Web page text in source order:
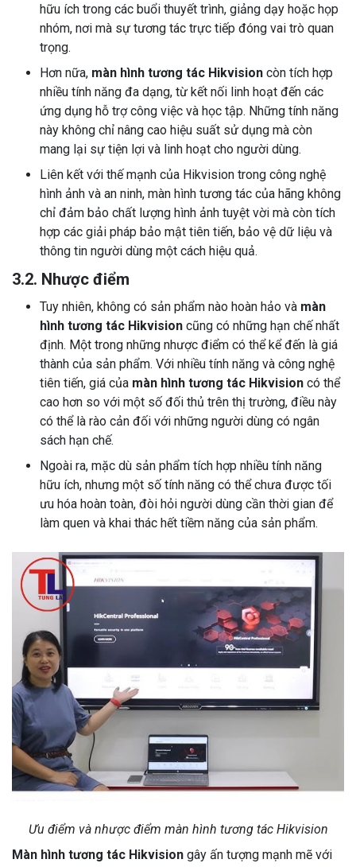
hữu ích trong các buổi thuyết trình, giảng dạy hoặc họp
nhóm, nơi mà sự tương tác trực tiếp đóng vai trò quan
trọng.
Hơn nữa, màn hình tương tác Hikvision còn tích hợp
nhiều tính năng đa dạng, từ kết nối linh hoạt đến các
ứng dụng hỗ trợ công việc và học tập. Những tính năng
này không chỉ nâng cao hiệu suất sử dụng mà còn
mang lại sự tiện lợi và linh hoạt cho người dùng.
Liên kết với thế mạnh của Hikvision trong công nghệ
hình ảnh và an ninh, màn hình tương tác của hãng không
chỉ đảm bảo chất lượng hình ảnh tuyệt vời mà còn tích
hợp các giải pháp bảo mật tiên tiến, bảo vệ dữ liệu và
thông tin người dùng một cách hiệu quả.
3.2. Nhược điểm
Tuy nhiên, không có sản phẩm nào hoàn hảo và màn
hình tương tác Hikvision cũng có những hạn chế nhất
định. Một trong những nhược điểm có thể kể đến là giá
thành của sản phẩm. Với nhiều tính năng và công nghệ
tiên tiến, giá của màn hình tương tác Hikvision có thể
cao hơn so với một số đối thủ trên thị trường, điều này
có thể là rào cản đối với những người dùng có ngân
sách hạn chế.
Ngoài ra, mặc dù sản phẩm tích hợp nhiều tính năng
hữu ích, nhưng một số tính năng có thể chưa được tối
ưu hóa hoàn toàn, đòi hỏi người dùng cần thời gian để
làm quen và khai thác hết tiềm năng của sản phẩm.
Ưu điểm và nhược điểm màn hình tương tác Hikvision
Màn hình tương tác Hikvision gây ấn tượng mạnh mẽ với